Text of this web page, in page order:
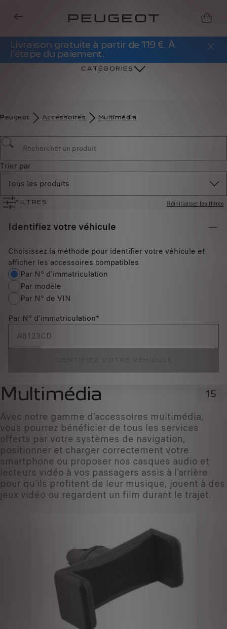
Livraison gratuite à partir de 119 €. À
l’étape du paiement.
CATÉGORIES
Peugeot Accessoires Multimédia
Trier par
Tous les produits
FILTRES Réinitialiser les filtres
Identifiez votre véhicule
Choisissez la méthode pour identifier votre véhicule et
afficher les accessoires compatibles
Par N° d'immatriculation
Par modèle
Par N° de VIN
Par N° d'immatriculation*
Multimédia 15
Avec notre gamme d'accessoires multimédia,
vous pourrez bénéficier de tous les services
offerts par votre systèmes de navigation,
positionner et charger correctement votre
smartphone ou proposer nos casques audio et
lecteurs vidéo à vos passagers assis à l'arrière
pour qu'ils profitent de leur musique, jouent à des
jeux vidéo ou regardent un film durant le trajet.